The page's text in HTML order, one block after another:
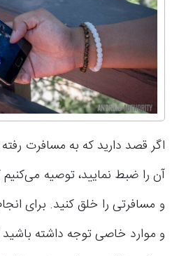
اگر قصد دارید که به مسافرت
آن را ضبط نمایید، توصیه
و مسافرتی را خلق کنید. برای
و موارد خاصی توجه داشته باشید